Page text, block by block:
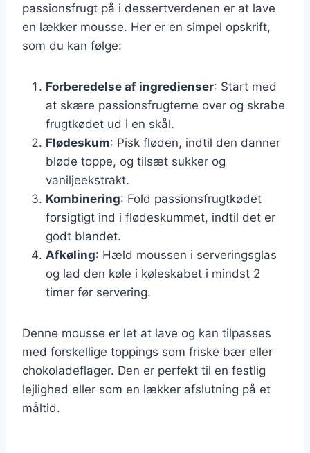
passionsfrugt på i dessertverdenen er at lave
en lækker mousse. Her er en simpel opskrift,
som du kan følge:
Forberedelse af ingredienser: Start med
at skære passionsfrugterne over og skrabe
frugtkødet ud i en skål.
Flødeskum: Pisk fløden, indtil den danner
bløde toppe, og tilsæt sukker og
vaniljeekstrakt.
Kombinering: Fold passionsfrugtkødet
forsigtigt ind i flødeskummet, indtil det er
godt blandet.
Afkøling: Hæld moussen i serveringsglas
og lad den køle i køleskabet i mindst 2
timer før servering.
Denne mousse er let at lave og kan tilpasses
med forskellige toppings som friske bær eller
chokoladeflager. Den er perfekt til en festlig
lejlighed eller som en lækker afslutning på et
måltid.